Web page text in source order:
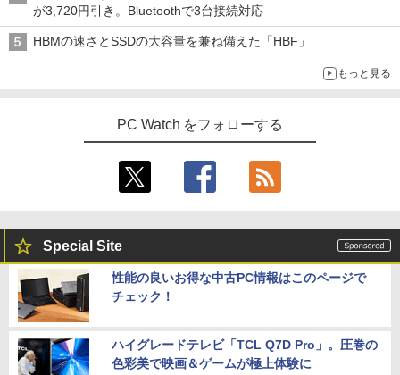
が3,720円引き。Bluetoothで3台接続対応
HBMの速さとSSDの大容量を兼ね備えた「HBF」
もっと見る
PC Watch をフォローする
Special Site
性能の良いお得な中古PC情報はこのページで
チェック！
ハイグレードテレビ「TCL Q7D Pro」。圧巻の
色彩美で映画＆ゲームが極上体験に